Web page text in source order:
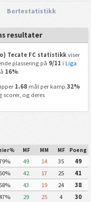
Bortestatistikk
resultater
Tecate FC statistikkviser
plassering på 9/11 i Liga
16%.
1.68mål per kamp.32%
scorer, og deres
MF MM MF Poeng
49 14 35
49
60% 42 17 25
41
43 19 24
38
29 25 4
30